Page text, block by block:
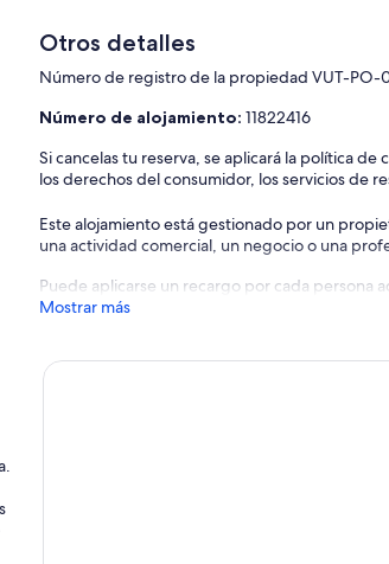
Otros detalles
Número de registro de la propiedad VUT-PO-
Número de alojamiento:11822416
Si cancelas tu reserva, se aplicará la política
los derechos del consumidor, los servicios de
Este alojamiento está gestionado por un
una actividad comercial, un negocio o una
Puede aplicarse un recargo por cada persona
Mostrar más